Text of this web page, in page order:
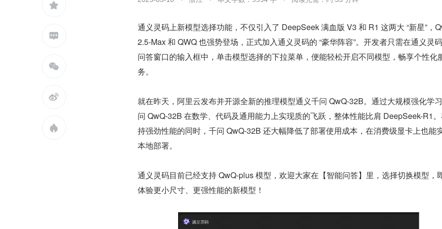





通义灵码上新模型选择功能，不仅引入了 DeepSeek 满血版 V3 和 R1 这两大 “新星”，
2.5-Max 和 QWQ 也强势登场，正式加入通义灵码的 “豪华阵容”。开发者只需在通义灵
问答窗口的输入框中，单击模型选择的下拉菜单，便能轻松开启不同模型，畅享个性化
务。
就在昨天，阿里云发布并开源全新的推理模型通义千问 QwQ-32B。通过大规模强化学
问 QwQ-32B 在数学、代码及通用能力上实现质的飞跃，整体性能比肩 DeepSeek-R1
持强劲性能的同时，千问 QwQ-32B 还大幅降低了部署使用成本，在消费级显卡上也能
本地部署。
通义灵码目前已经支持 QwQ-plus 模型，欢迎大家在【智能问答】里，选择切换模型，
体验更小尺寸、更强性能的新模型！